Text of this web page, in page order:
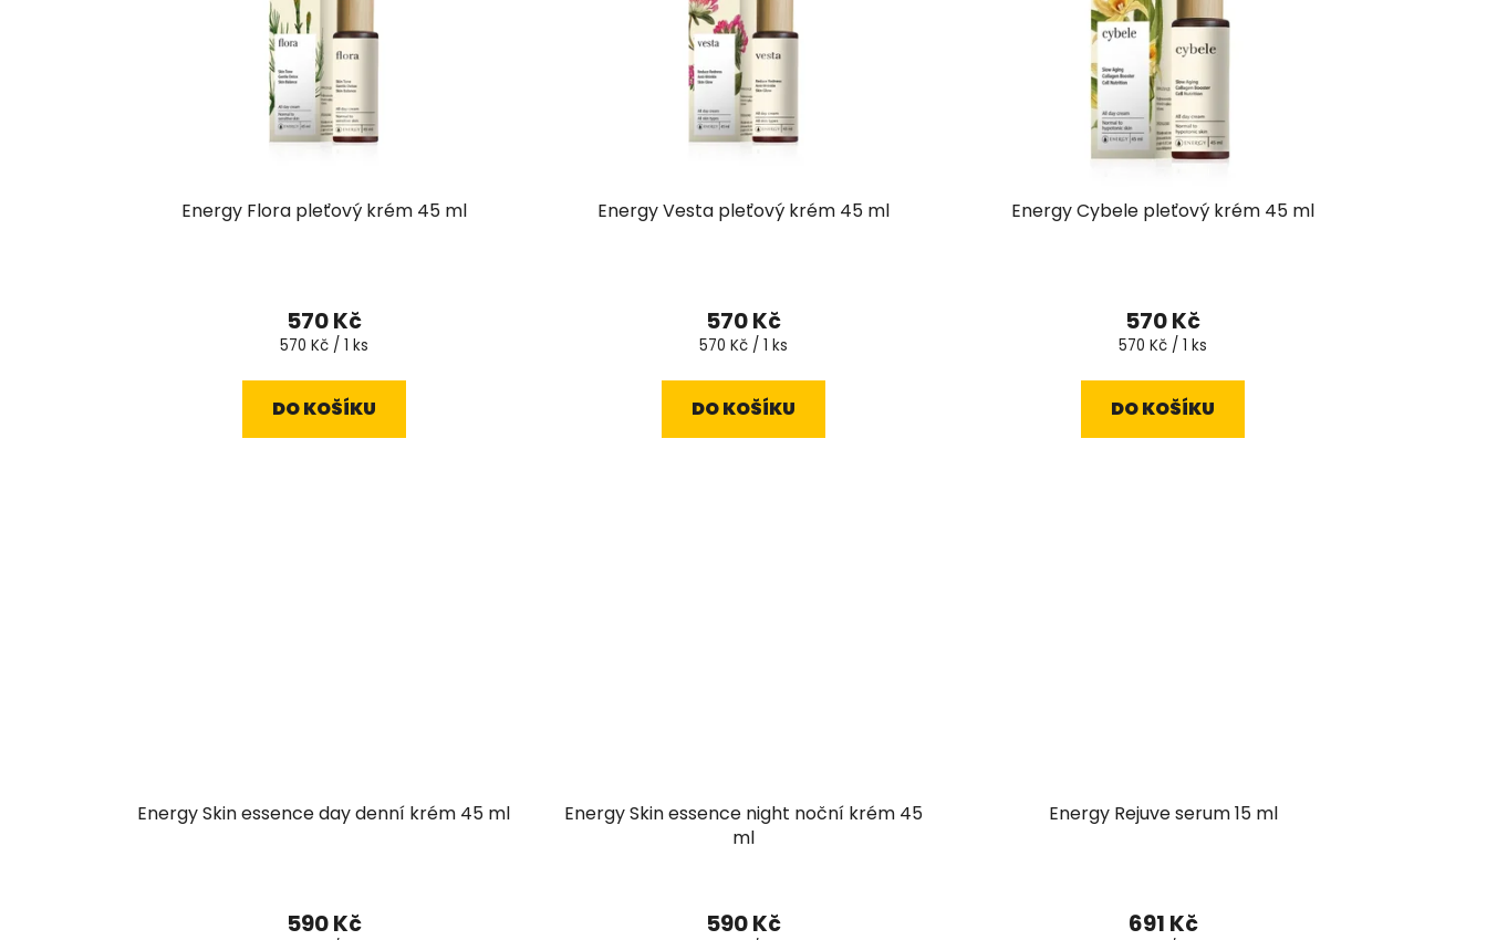
Energy Flora pleťový krém 45 ml
570 Kč
Měrná
570 Kč / 1 ks
DO KOŠÍKU
Energy Vesta pleťový krém 45 ml
570 Kč
Měrná
570 Kč / 1 ks
DO KOŠÍKU
Energy Cybele pleťový krém 45 ml
570 Kč
Měrná
570 Kč / 1 ks
DO KOŠÍKU
Energy Skin essence day denní krém 45 ml
590 Kč
Energy Skin essence night noční krém 45
ml
590 Kč
Energy Rejuve serum 15 ml
691 Kč